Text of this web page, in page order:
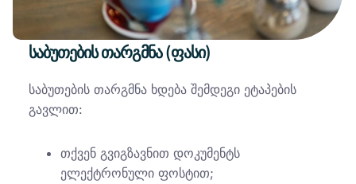
საბუთების თარგმნა (ფასი)
საბუთების თარგმნა ხდება შემდეგი ეტაპების
გავლით:
თქვენ გვიგზავნით დოკუმენტს
ელექტრონული ფოსტით;